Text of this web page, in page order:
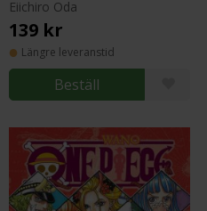
Eiichiro Oda
139 kr
Längre leveranstid
Beställ